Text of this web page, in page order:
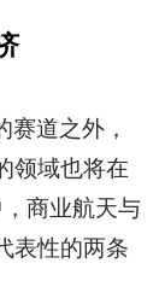
道之外，
领域也将在
商业航天与
表性的两条